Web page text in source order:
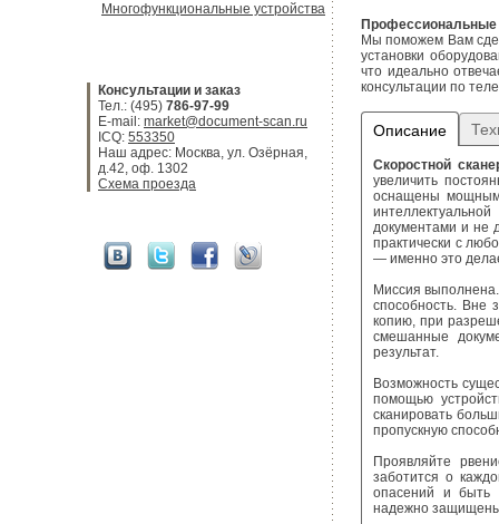
Многофункциональные устройства
Консультации и заказ
Тел.: (495) 786-97-99
E-mail: market@document-scan.ru
ICQ: 553350
Наш адрес: Москва, ул. Озёрная,
д.42, оф. 1302
Схема проезда
Профессиональные
Мы поможем Вам
установки
что идеально
консультации по
Описание
Скоростной
увеличить
оснащены
документами и не
практически с
— именно это
Миссия
способность. Вне
копию, при
смешанные
результат.
Возможность
помощью
сканировать
пропускную
Проявляйте
заботится о
опасений и быть
надежно